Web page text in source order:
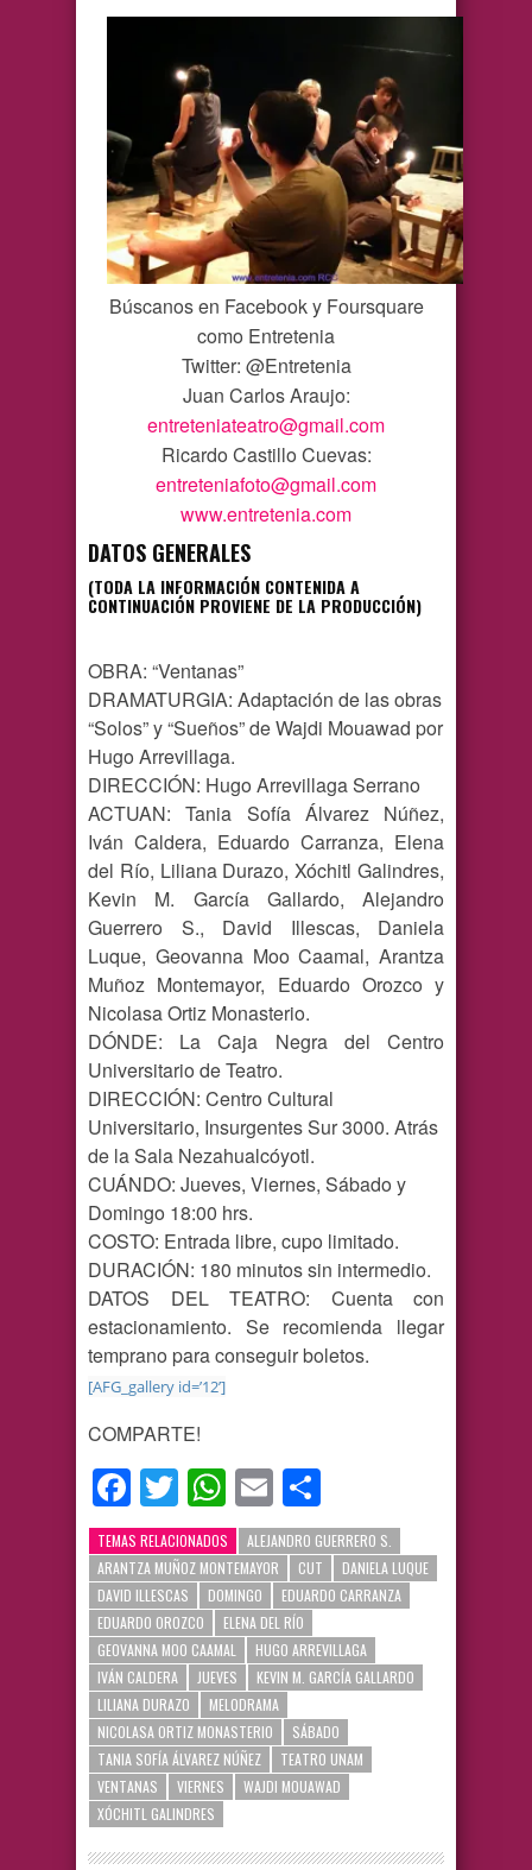
Búscanos en Facebook y Foursquare
como Entretenia
Twitter: @Entretenia
Juan Carlos Araujo:
entreteniateatro@gmail.com
Ricardo Castillo Cuevas:
entreteniafoto@gmail.com
www.entretenia.com
DATOS GENERALES
(TODA LA INFORMACIÓN CONTENIDA A
CONTINUACIÓN PROVIENE DE LA PRODUCCIÓN)
OBRA: “Ventanas”
DRAMATURGIA: Adaptación de las obras
“Solos” y “Sueños” de Wajdi Mouawad por
Hugo Arrevillaga.
DIRECCIÓN: Hugo Arrevillaga Serrano
ACTUAN: Tania Sofía Álvarez Núñez,
Iván Caldera, Eduardo Carranza, Elena
del Río, Liliana Durazo, Xóchitl Galindres,
Kevin M. García Gallardo, Alejandro
Guerrero S., David Illescas, Daniela
Luque, Geovanna Moo Caamal, Arantza
Muñoz Montemayor, Eduardo Orozco y
Nicolasa Ortiz Monasterio.
DÓNDE: La Caja Negra del Centro
Universitario de Teatro.
DIRECCIÓN: Centro Cultural
Universitario, Insurgentes Sur 3000. Atrás
de la Sala Nezahualcóyotl.
CUÁNDO: Jueves, Viernes, Sábado y
Domingo 18:00 hrs.
COSTO: Entrada libre, cupo limitado.
DURACIÓN: 180 minutos sin intermedio.
DATOS DEL TEATRO: Cuenta con
estacionamiento. Se recomienda llegar
temprano para conseguir boletos.
[AFG_gallery id=’12’]
COMPARTE!
Facebook
TwitterWhatsApp
Email
TEMAS RELACIONADOS
ALEJANDRO GUERRERO S.
ARANTZA MUÑOZ MONTEMAYOR
CUT
DANIELA LUQUE
DAVID ILLESCAS
DOMINGO
EDUARDO CARRANZA
EDUARDO OROZCO
ELENA DEL RÍO
GEOVANNA MOO CAAMAL
HUGO ARREVILLAGA
IVÁN CALDERA
JUEVES
KEVIN M. GARCÍA GALLARDO
LILIANA DURAZO
MELODRAMA
NICOLASA ORTIZ MONASTERIO
SÁBADO
TANIA SOFÍA ÁLVAREZ NÚÑEZ
TEATRO UNAM
VENTANAS
VIERNES
WAJDI MOUAWAD
XÓCHITL GALINDRES